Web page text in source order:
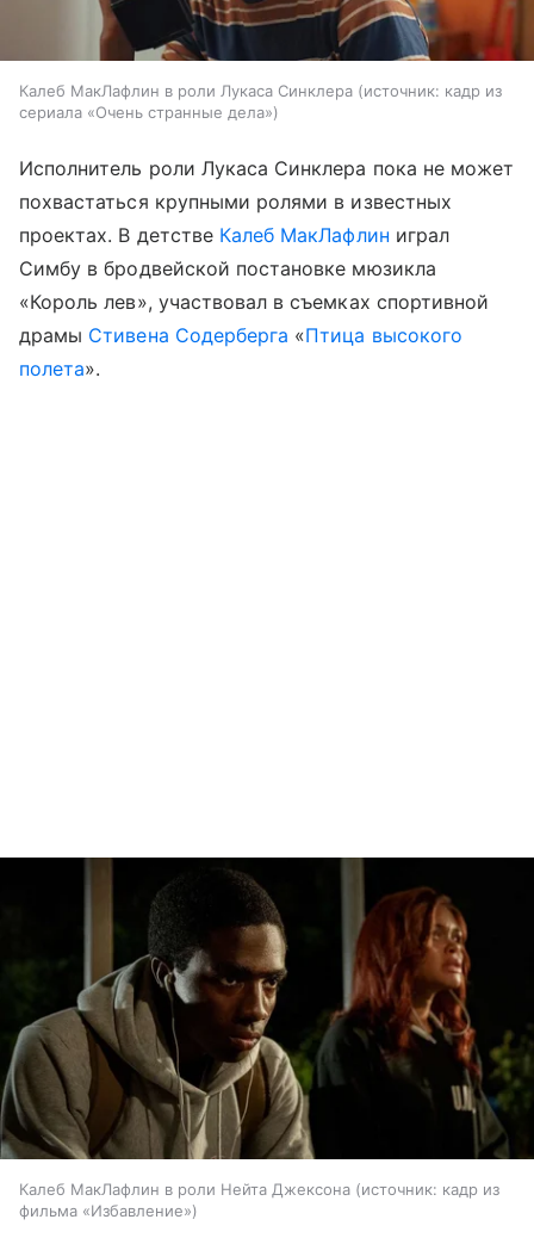
Калеб МакЛафлин в роли Лукаса Синклера источник: кадр из
сериала «Очень странные дела»
Исполнитель роли Лукаса Синклера пока не может
похвастаться крупными ролями в известных
проектах. В детстве Калеб МакЛафлин играл
Симбу в бродвейской постановке мюзикла
«Король лев», участвовал в съемках спортивной
драмы Стивена Содерберга «Птица высокого
полета».
Калеб МакЛафлин в роли Нейта Джексона источник: кадр из
фильма «Избавление»